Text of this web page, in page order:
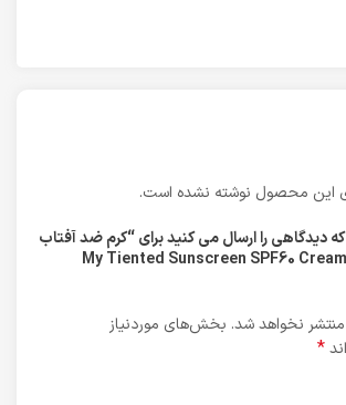
این محصول نوشته نشده است.
دیدگاهی را ارسال می کنید برای “کرم ضد آفتاب
رنگی SPF60 مای|My Tiented Sunscreen SPF60 Cream
نخواهد شد. بخش‌های موردنیاز
*